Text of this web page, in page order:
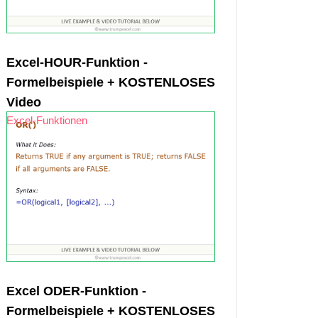
Excel-HOUR-Funktion -
Formelbeispiele + KOSTENLOSES
Video
Excel-Funktionen
Excel ODER-Funktion -
Formelbeispiele + KOSTENLOSES